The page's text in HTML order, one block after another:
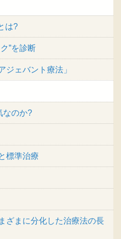
は?
”を診断
ジェバント療法」
なのか?
標準治療
まに分化した治療法の長